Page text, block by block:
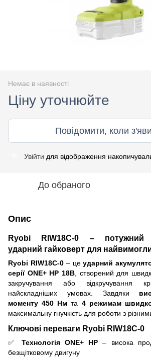
Немає в наявності
Ціну уточнюйте
Повідомити, коли
Увійти для відображення
До обраного
Опис
Ryobi RIW18C-0 – потужний
ударний гайковерт для
Ryobi RIW18C-0– цеударний
серії ONE+ HP 18В, створений для
закручування або відкручування
найскладніших умовах. Завдяки
моменту 450 Нм та 4 режимам
максимальну гнучкість для роботи з
Ключові переваги Ryobi RIW18C-0
✅ Технологія ONE+ HP – висока
безщітковому двигуну